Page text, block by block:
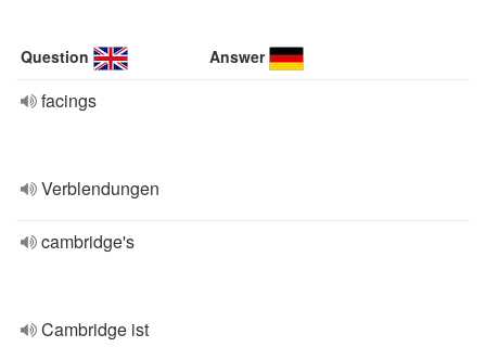
Question Answer
facings
Verblendungen
cambridge's
Cambridge ist